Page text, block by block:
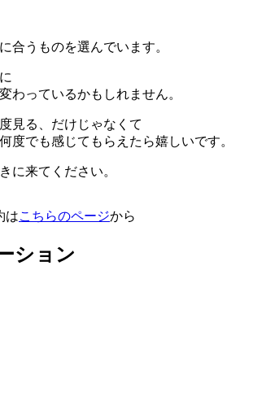
合うものを選んでいます。
わっているかもしれません。
見る、だけじゃなくて
度でも感じてもらえたら嬉しいです。
に来てください。
はこちらのページから
ション